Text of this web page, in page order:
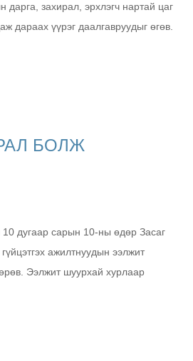
дарга, захирал, эрхлэгч нартай цаг
дараах үүрэг даалгавруудыг өгөв.
БОЛЖ
дугаар сарын 10-ны өдөр Засаг
ажилтнуудын ээлжит
Ээлжит шуурхай хурлаар